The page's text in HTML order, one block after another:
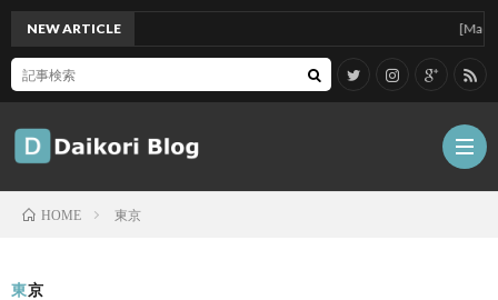
NEW ARTICLE [Mac]Mac
HOME 東京
東京